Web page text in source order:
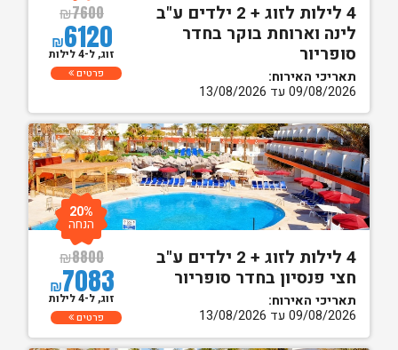
4 לילות לזוג + 2 ילדים ע"ב
לינה וארוחת בוקר בחדר
סופריור
תאריכי האירוח:
09/08/2026 עד 13/08/2026
₪7600
₪6120
זוג, ל-4 לילות
פרטים
4 לילות לזוג + 2 ילדים ע"ב
חצי פנסיון בחדר סופריור
תאריכי האירוח:
09/08/2026 עד 13/08/2026
₪8800
₪7083
20%
הנחה
זוג, ל-4 לילות
פרטים